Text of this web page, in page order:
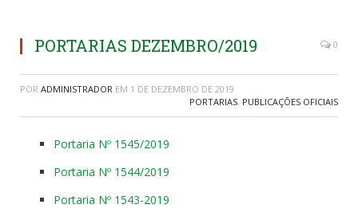
PORTARIAS DEZEMBRO/2019 0
POR ADMINISTRADOR EM 1 DE DEZEMBRO DE 2019
PORTARIAS, PUBLICAÇÕES OFICIAIS
Portaria Nº 1545/2019
Portaria Nº 1544/2019
Portaria Nº 1543-2019